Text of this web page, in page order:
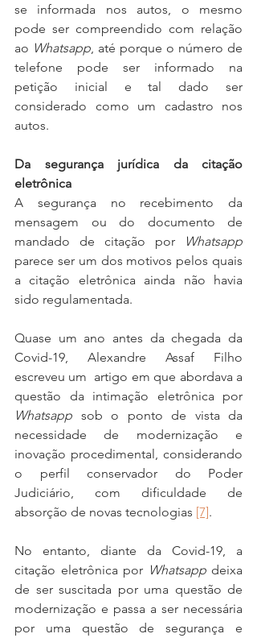
se informada nos autos, o mesmo
pode ser compreendido com relação
ao Whatsapp, até porque o número de
telefone pode ser informado na
petição inicial e tal dado ser
considerado como um cadastro nos
autos.
Da segurança jurídica da citação
eletrônica
A segurança no recebimento da
mensagem ou do documento de
mandado de citação por
Whatsapp
parece ser um dos motivos pelos quais
a citação eletrônica ainda não havia
sido regulamentada.
Quase um ano antes da chegada da
Covid-19, Alexandre Assaf Filho
escreveu um  artigo em que abordava a
Whatsapp sob o ponto de vista da
necessidade de modernização e
inovação procedimental, considerando
o perfil conservador do Poder
Judiciário, com dificuldade de
absorção de novas tecnologias [7].
No entanto, diante da Covid-19, a
citação eletrônica por Whatsapp deixa
de ser suscitada por uma questão de
modernização e passa a ser necessária
por uma questão de segurança e